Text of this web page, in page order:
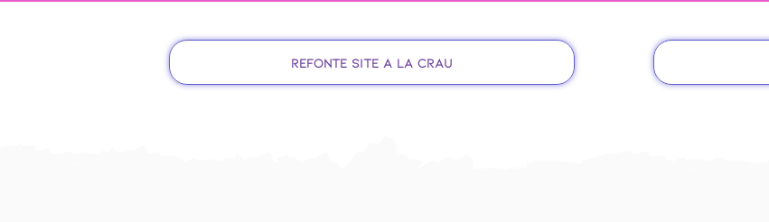
Refonte site à la Crau